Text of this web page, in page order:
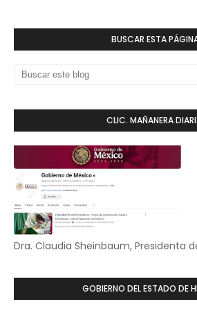
BUSCAR ESTA
CLIC. MAÑANERA
Dra. Claudia Sheinbaum, Presidenta
GOBIERNO DEL ESTADO DE